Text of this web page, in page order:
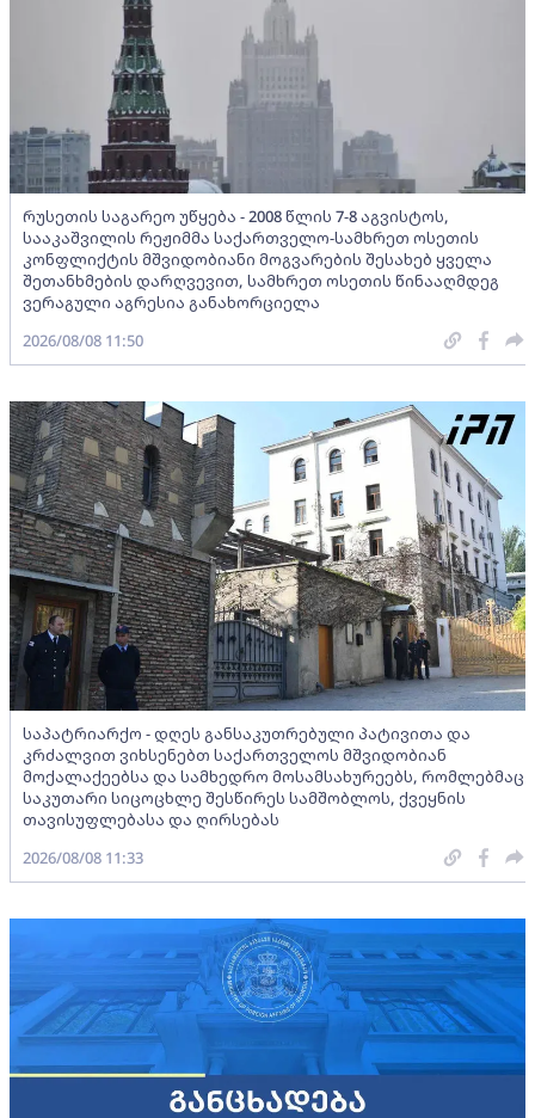
რუსეთის საგარეო უწყება - 2008 წლის 7-8 აგვისტოს,
სააკაშვილის რეჟიმმა საქართველო-სამხრეთ ოსეთის
კონფლიქტის მშვიდობიანი მოგვარების შესახებ ყველა
შეთანხმების დარღვევით, სამხრეთ ოსეთის წინააღმდეგ
ვერაგული აგრესია განახორციელა
2026/08/08 11:50
საპატრიარქო - დღეს განსაკუთრებული პატივითა და
კრძალვით ვიხსენებთ საქართველოს მშვიდობიან
მოქალაქეებსა და სამხედრო მოსამსახურეებს, რომლებმაც
საკუთარი სიცოცხლე შესწირეს სამშობლოს, ქვეყნის
თავისუფლებასა და ღირსებას
2026/08/08 11:33